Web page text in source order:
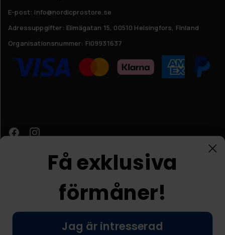
E-post: info@nordicprostore.se
Adressuppgifter: Elimägatan 15, 00510 Helsingfors, Finland
Organisationsnummer: FI09931637
© Nordic Prostore 2026
Få exklusiva
förmåner!
Jag är intresserad